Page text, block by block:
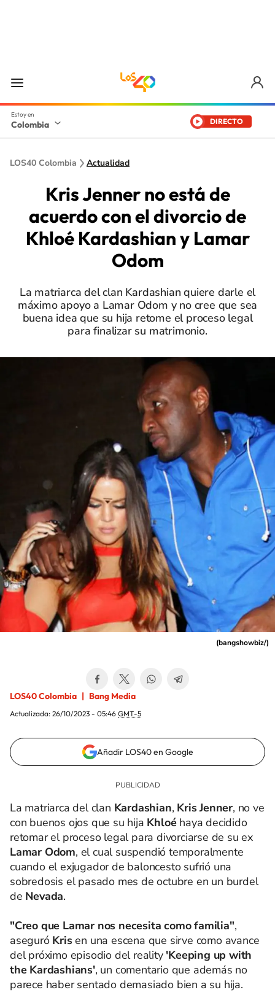
Colombia DIRECTO
LOS40 Colombia Actualidad
Kris Jenner no está de
acuerdo con el divorcio de
Khloé Kardashian y Lamar
Odom
La matriarca del clan Kardashian quiere darle el
máximo apoyo a Lamar Odom y no cree que sea
buena idea que su hija retome el proceso legal
para finalizar su matrimonio.
(bangshowbiz/)
LOS40 Colombia Bang Media
Actualizada: 26/10/2023 - 05:46 GMT-5
Añadir LOS40 en Google
La matriarca del clan Kardashian, Kris Jenner, no ve
con buenos ojos que su hija Khloéhaya decidido
retomar el proceso legal para divorciarse de su ex
Lamar Odom, el cual suspendió temporalmente
cuando el exjugador de baloncesto sufrió una
sobredosis el pasado mes de octubre en un burdel
de Nevada.
"Creo que Lamar nos necesita como familia",
aseguró Krisen una escena que sirve como avance
del próximo episodio del reality 'Keeping up with
the Kardashians', un comentario que además no
parece haber sentado demasiado bien a su hija.